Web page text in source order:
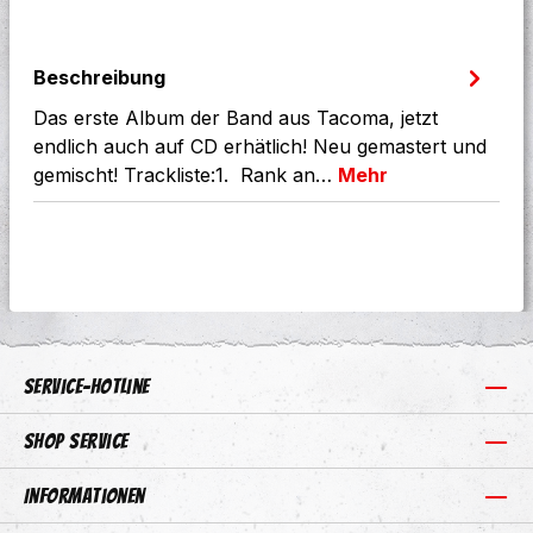
Beschreibung
Das erste Album der Band aus Tacoma, jetzt
endlich auch auf CD erhätlich! Neu gemastert und
gemischt! Trackliste:1. Rank an… Mehr
Service-Hotline
Shop Service
Informationen